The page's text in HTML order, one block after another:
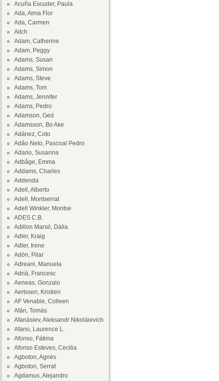
Acuña Escuder, Paula
Ada, Alma Flor
Ada, Carmen
Aitch
Adam, Catherine
Adam, Peggy
Adams, Susan
Adams, Simon
Adams, Steve
Adams, Tom
Adams, Jennifer
Adams, Pedro
Adamson, Ged
Adamsson, Bo Ake
Adánez, Coto
Adâo Neto, Pascoal Pedro
Adario, Susanna
Adbåge, Emma
Addams, Charles
Addenda
Adell, Alberto
Adell, Montserrat
Adell Winkler, Montse
ADES C.B.
Adillon Marsó, Dàlia
Adler, Kraig
Adler, Irene
Adón, Pilar
Adreani, Manuela
Adrià, Francesc
Aeneas, Gonzalo
Aertssen, Kristien
AF Venable, Colleen
Afán, Tomás
Afanásiev, Aleksandr Nikoláievich
Afano, Laurence L.
Afonso, Fátima
Afonso Esteves, Cecilia
Agboton, Agnès
Agboton, Serrat
Agdamus, Alejandro